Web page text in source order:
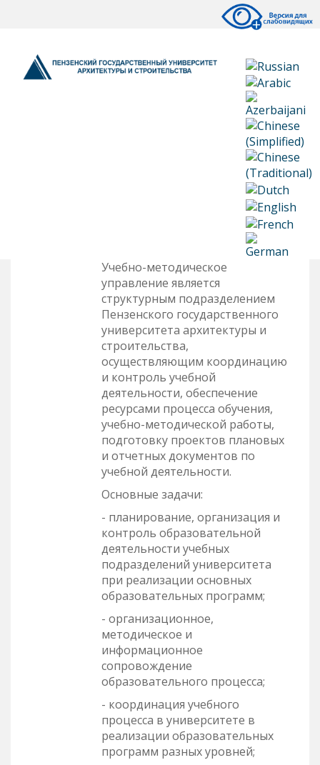
Учебно-методическое
управление является
структурным подразделением
Пензенского государственного
университета архитектуры и
строительства,
осуществляющим координацию
и контроль учебной
деятельности, обеспечение
ресурсами процесса обучения,
учебно-методической работы,
подготовку проектов плановых
и отчетных документов по
учебной деятельности.
Основные задачи:
- планирование, организация и
контроль образовательной
деятельности учебных
подразделений университета
при реализации основных
образовательных программ;
- организационное,
методическое и
информационное
сопровождение
образовательного процесса;
- координация учебного
процесса в университете в
реализации образовательных
программ разных уровней;